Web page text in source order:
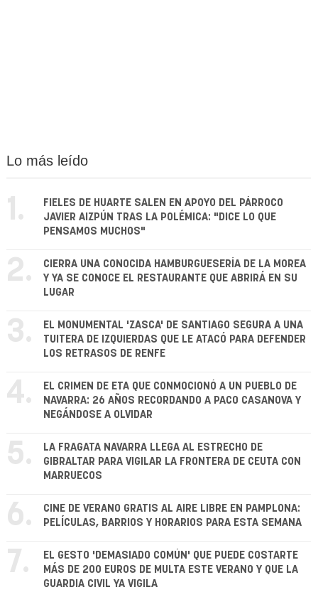
Lo más leído
1.
FIELES DE HUARTE SALEN EN APOYO DEL PÁRROCO
JAVIER AIZPÚN TRAS LA POLÉMICA: "DICE LO QUE
PENSAMOS MUCHOS"
2.
CIERRA UNA CONOCIDA HAMBURGUESERÍA DE LA MOREA
Y YA SE CONOCE EL RESTAURANTE QUE ABRIRÁ EN SU
LUGAR
3.
EL MONUMENTAL 'ZASCA' DE SANTIAGO SEGURA A UNA
TUITERA DE IZQUIERDAS QUE LE ATACÓ PARA DEFENDER
LOS RETRASOS DE RENFE
4.
EL CRIMEN DE ETA QUE CONMOCIONÓ A UN PUEBLO DE
NAVARRA: 26 AÑOS RECORDANDO A PACO CASANOVA Y
NEGÁNDOSE A OLVIDAR
5.
LA FRAGATA NAVARRA LLEGA AL ESTRECHO DE
GIBRALTAR PARA VIGILAR LA FRONTERA DE CEUTA CON
MARRUECOS
6.
CINE DE VERANO GRATIS AL AIRE LIBRE EN PAMPLONA:
PELÍCULAS, BARRIOS Y HORARIOS PARA ESTA SEMANA
7.
EL GESTO 'DEMASIADO COMÚN' QUE PUEDE COSTARTE
MÁS DE 200 EUROS DE MULTA ESTE VERANO Y QUE LA
GUARDIA CIVIL YA VIGILA